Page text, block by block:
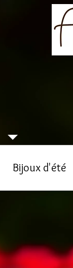
Bijoux d'été